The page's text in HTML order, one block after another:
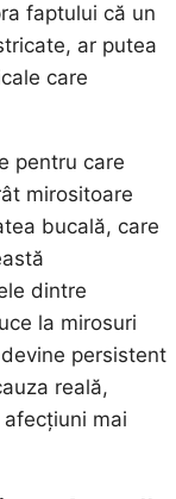
faptului că un
ar putea
care
pentru care
mirositoare
bucală, care
dintre
la mirosuri
persistent
reală,
mai